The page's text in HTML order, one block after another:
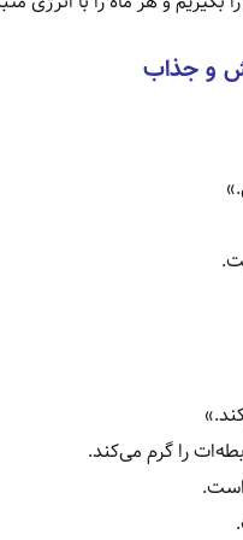
و جذاب
را گرم می‌کند.